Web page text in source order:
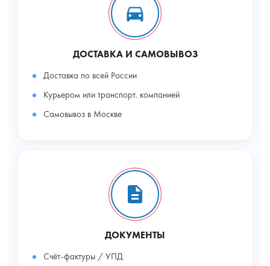
ДОСТАВКА И САМОВЫВОЗ
Доставка по всей России
Курьером или транспорт. компанией
Самовывоз в Москве
ДОКУМЕНТЫ
Счёт-фактуры / УПД